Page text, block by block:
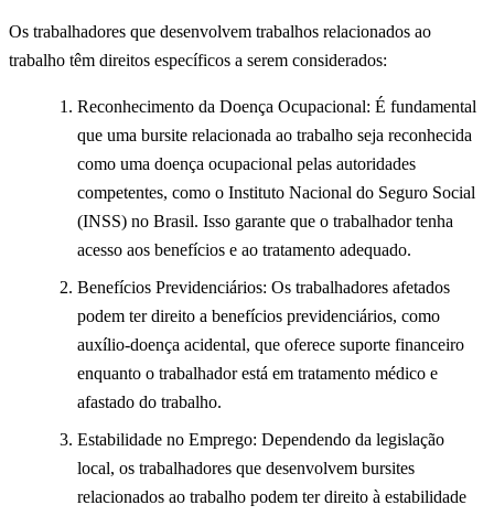
Os trabalhadores que desenvolvem trabalhos relacionados ao
trabalho têm direitos específicos a serem considerados:
Reconhecimento da Doença Ocupacional: É fundamental
que uma bursite relacionada ao trabalho seja reconhecida
como uma doença ocupacional pelas autoridades
competentes, como o Instituto Nacional do Seguro Social
(INSS) no Brasil. Isso garante que o trabalhador tenha
acesso aos benefícios e ao tratamento adequado.
Benefícios Previdenciários: Os trabalhadores afetados
podem ter direito a benefícios previdenciários, como
auxílio-doença acidental, que oferece suporte financeiro
enquanto o trabalhador está em tratamento médico e
afastado do trabalho.
Estabilidade no Emprego: Dependendo da legislação
local, os trabalhadores que desenvolvem bursites
relacionados ao trabalho podem ter direito à estabilidade